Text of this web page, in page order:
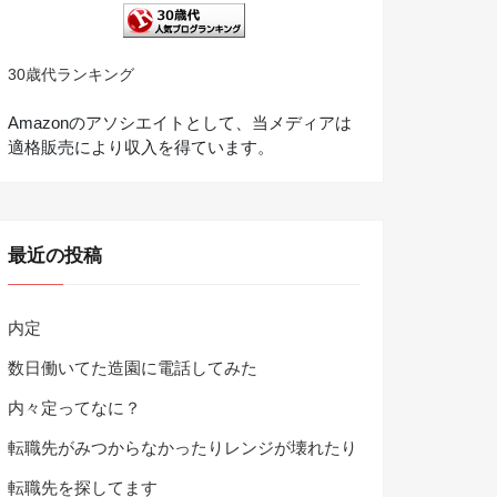
30歳代ランキング
Amazonのアソシエイトとして、当メディアは
適格販売により収入を得ています。
最近の投稿
内定
数日働いてた造園に電話してみた
内々定ってなに？
転職先がみつからなかったりレンジが壊れたり
転職先を探してます